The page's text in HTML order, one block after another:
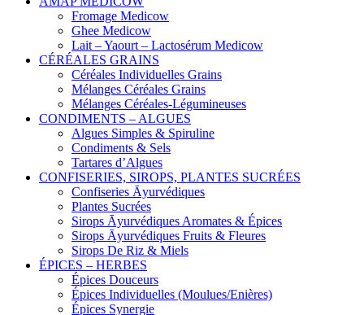
Fromage Medicow
Ghee Medicow
Lait – Yaourt – Lactosérum Medicow
CÉRÉALES GRAINS
Céréales Individuelles Grains
Mélanges Céréales Grains
Mélanges Céréales-Légumineuses
CONDIMENTS – ALGUES
Algues Simples & Spiruline
Condiments & Sels
Tartares d’Algues
CONFISERIES, SIROPS, PLANTES SUCRÉES
Confiseries Āyurvédiques
Plantes Sucrées
Sirops Āyurvédiques Aromates & Épices
Sirops Āyurvédiques Fruits & Fleures
Sirops De Riz & Miels
ÉPICES – HERBES
Épices Douceurs
Épices Individuelles (Moulues/Enières)
Épices Synergie